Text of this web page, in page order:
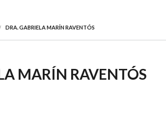
DRA. GABRIELA MARÍN RAVENTÓS
MARÍN RAVENTÓS